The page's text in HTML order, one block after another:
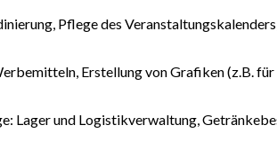
Pflege des
Erstellung von Grafiken (z.B.
Lager und Logistikverwaltung,